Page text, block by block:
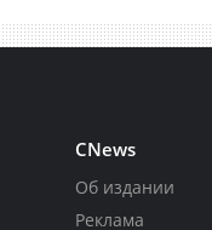
CNews
Об издании
Реклама